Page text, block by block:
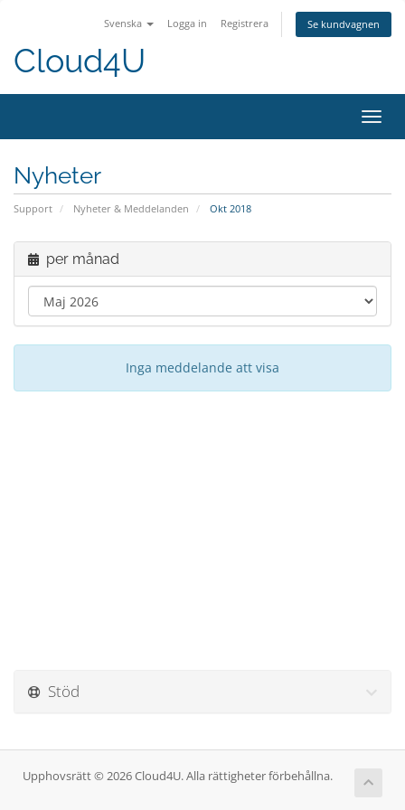
Svenska Logga in Registrera Se kundvagnen
Cloud4U
Växla
Nyheter
Support Nyheter & Meddelanden Okt 2018
per månad
Inga meddelande att visa
Stöd
Upphovsrätt © 2026 Cloud4U. Alla rättigheter förbehållna.